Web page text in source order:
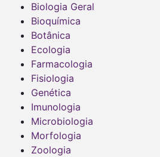
Biologia Geral
Bioquímica
Botânica
Ecologia
Farmacologia
Fisiologia
Genética
Imunologia
Microbiologia
Morfologia
Zoologia